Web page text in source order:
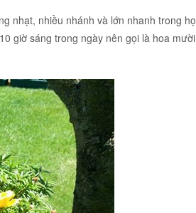
nhạt, nhiều nhánh và lớn nhanh trong
giờ sáng trong ngày nên gọi là hoa